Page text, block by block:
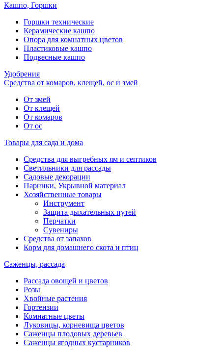
Кашпо, Горшки
Горшки технические
Керамические кашпо
Опора для комнатных цветов
Пластиковые кашпо
Подвесные кашпо
Удобрения
Средства от комаров, клещей, ос и змей
От змей
От клещей
От комаров
От ос
Товары для сада и дома
Средства для выгребных ям и септиков
Светильники для рассады
Садовые декорации
Парники, Укрывной материал
Хозяйственные товары
Инструмент
Защита дыхательных путей
Перчатки
Сувениры
Средства от запахов
Корм для домашнего скота и птиц
Саженцы, рассада
Рассада овощей и цветов
Розы
Хвойные растения
Гортензии
Комнатные цветы
Луковицы, корневища цветов
Саженцы плодовых деревьев
Саженцы ягодных кустарников